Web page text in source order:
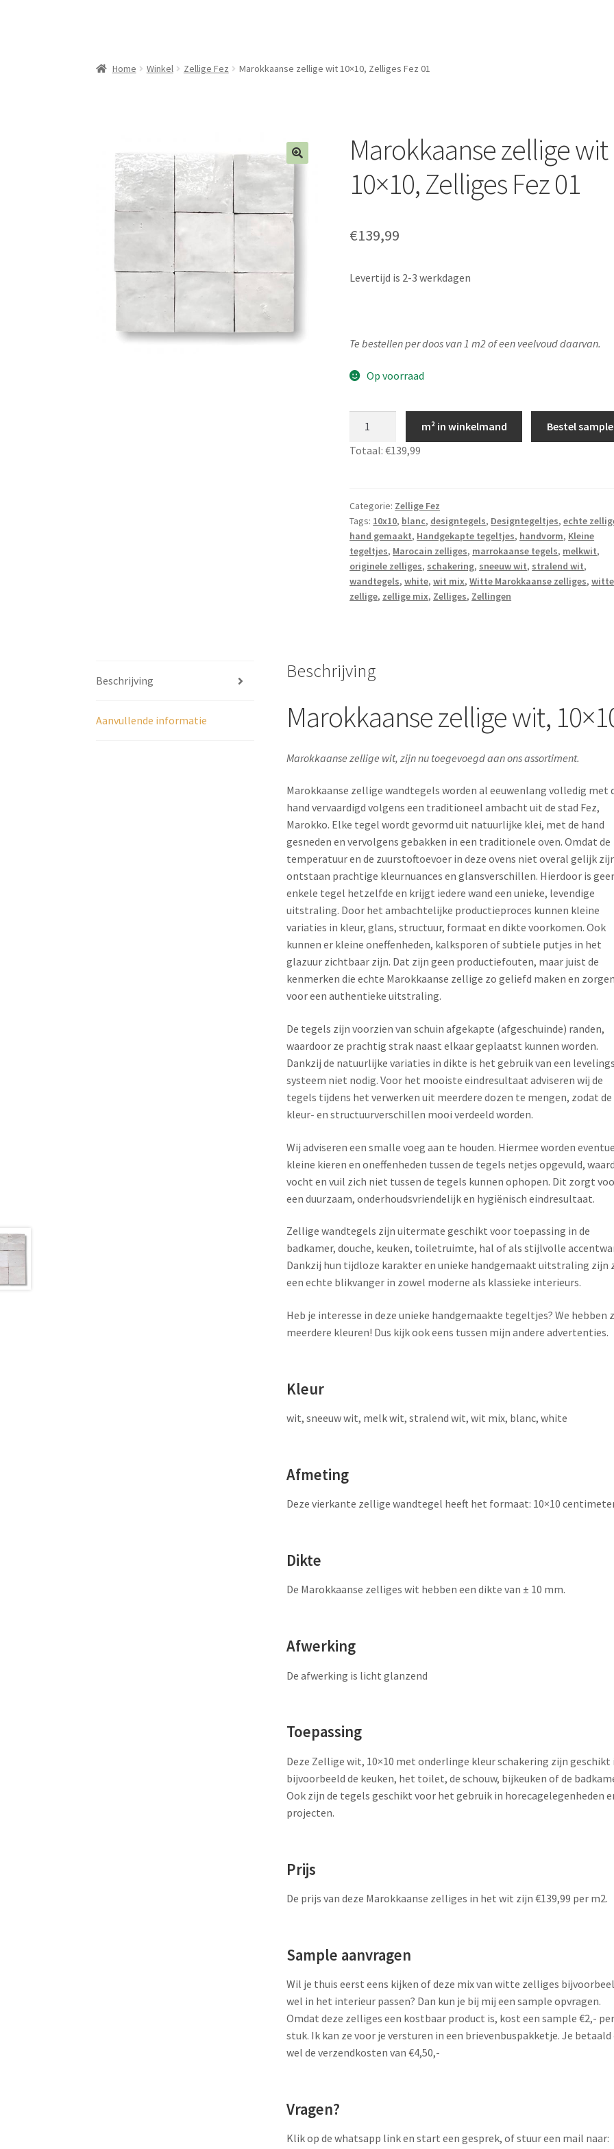
Home Winkel Zellige Fez Marokkaanse zellige wit 10×10, Zelliges Fez 01
Marokkaanse zellige wit
10×10, Zelliges Fez 01
€139,99
Levertijd is 2-3 werkdagen
Te bestellen per doos van 1 m2 of een veelvoud daarvan.
Op voorraad
wit
Fez
01
aantal
m² in winkelmand
Bestel sample
Totaal:€139,99
Categorie: Zellige Fez
Tags: 10x10, blanc, designtegels, Designtegeltjes,echte
hand gemaakt, Handgekapte tegeltjes, handvorm, Kleine
tegeltjes, Marocain zelliges, marrokaanse tegels, melkwit,
originele zelliges, schakering, sneeuw wit, stralend wit,
wandtegels,white,wit mix,Witte Marokkaanse zelliges,
zellige, zellige mix, Zelliges, Zellingen
Beschrijving
Aanvullende informatie
Beschrijving
Marokkaanse zellige wit,
Marokkaanse zellige wit, zijn nu toegevoegd aan ons assortiment.
Marokkaanse zellige wandtegels worden al eeuwenlang volledig met
hand vervaardigd volgens een traditioneel ambacht uit de stad Fez,
Marokko. Elke tegel wordt gevormd uit natuurlijke klei, met de hand
gesneden en vervolgens gebakken in een traditionele oven. Omdat de
temperatuur en de zuurstoftoevoer in deze ovens niet overal gelijk
ontstaan prachtige kleurnuances en glansverschillen. Hierdoor is
enkele tegel hetzelfde en krijgt iedere wand een unieke, levendige
uitstraling. Door het ambachtelijke productieproces kunnen kleine
variaties in kleur, glans, structuur, formaat en dikte voorkomen. Ook
kunnen er kleine oneffenheden, kalksporen of subtiele putjes in het
glazuur zichtbaar zijn. Dat zijn geen productiefouten, maar juist de
kenmerken die echte Marokkaanse zellige zo geliefd maken en zorgen
voor een authentieke uitstraling.
De tegels zijn voorzien van schuin afgekapte (afgeschuinde) randen,
waardoor ze prachtig strak naast elkaar geplaatst kunnen worden.
Dankzij de natuurlijke variaties in dikte is het gebruik van een levelings
systeem niet nodig. Voor het mooiste eindresultaat adviseren wij de
tegels tijdens het verwerken uit meerdere dozen te mengen, zodat de
kleur- en structuurverschillen mooi verdeeld worden.
Wij adviseren een smalle voeg aan te houden. Hiermee worden
kleine kieren en oneffenheden tussen de tegels netjes opgevuld,
vocht en vuil zich niet tussen de tegels kunnen ophopen. Dit zorgt
een duurzaam, onderhoudsvriendelijk en hygiënisch eindresultaat.
Zellige wandtegels zijn uitermate geschikt voor toepassing in de
badkamer, douche, keuken, toiletruimte, hal of als stijlvolle
Dankzij hun tijdloze karakter en unieke handgemaakt uitstraling zijn
een echte blikvanger in zowel moderne als klassieke interieurs.
Heb je interesse in deze unieke handgemaakte tegeltjes? We hebben
meerdere kleuren! Dus kijk ook eens tussen mijn andere advertenties.
Kleur
wit, sneeuw wit, melk wit, stralend wit, wit mix, blanc, white
Afmeting
Deze vierkante zellige wandtegel heeft het formaat: 10×10
Dikte
De Marokkaanse zelliges wit hebben een dikte van ± 10 mm.
Afwerking
De afwerking is licht glanzend
Toepassing
Deze Zellige wit, 10×10 met onderlinge kleur schakering zijn geschikt
bijvoorbeeld de keuken, het toilet, de schouw, bijkeuken of de
Ook zijn de tegels geschikt voor het gebruik in horecagelegenheden
projecten.
Prijs
De prijs van deze Marokkaanse zelliges in het wit zijn €139,99 per m2.
Sample aanvragen
Wil je thuis eerst eens kijken of deze mix van witte zelliges
wel in het interieur passen? Dan kun je bij mij een sample opvragen.
Omdat deze zelliges een kostbaar product is, kost een sample €2,- per
stuk. Ik kan ze voor je versturen in een brievenbuspakketje. Je betaald
wel de verzendkosten van €4,50,-
Vragen?
Klik op de whatsapp link en start een gesprek, of stuur een mail naar: